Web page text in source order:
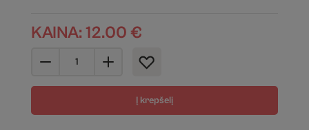
KAINA: 12.00 €
Į krepšelį